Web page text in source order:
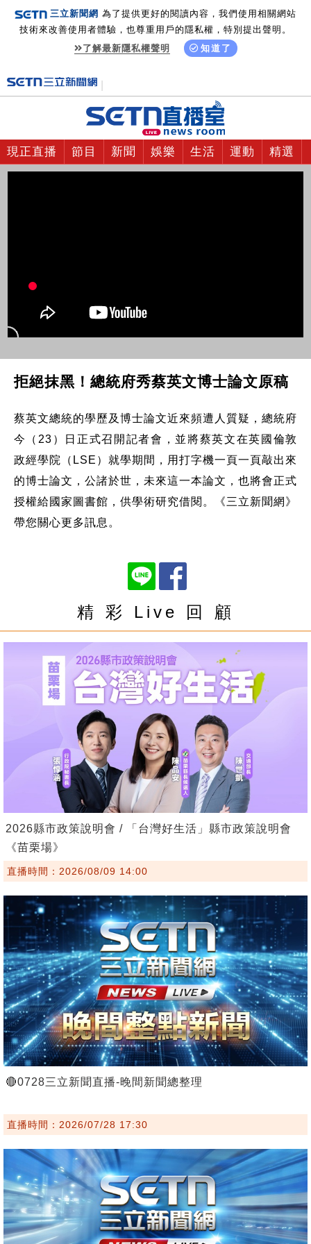
三立新聞網 為了提供更好的閱讀內容，我們使用相關網站
技術來改善使用者體驗，也尊重用戶的隱私權，特別提出聲明。
了解最新隱私權聲明
知道了
現正直播 節目 新聞 娛樂 生活 運動 精選
拒絕抹黑！總統府秀蔡英文博士論文原稿
蔡英文總統的學歷及博士論文近來頻遭人質疑，總統府
今（23）日正式召開記者會，並將蔡英文在英國倫敦
政經學院（LSE）就學期間，用打字機一頁一頁敲出來
的博士論文，公諸於世，未來這一本論文，也將會正式
授權給國家圖書館，供學術研究借閱。《三立新聞網》
帶您關心更多訊息。
精 彩 Live 回 顧
2026縣市政策說明會 / 「台灣好生活」縣市政策說明會
《苗栗場》
直播時間：2026/08/09 14:00
🔴0728三立新聞直播-晚間新聞總整理
直播時間：2026/07/28 17:30